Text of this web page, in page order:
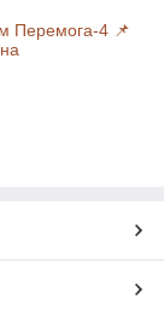
Перемога-4 📌